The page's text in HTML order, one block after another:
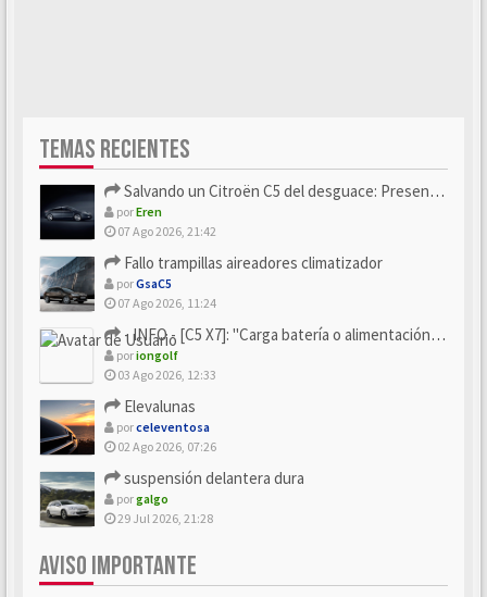
TEMAS RECIENTES
Salvando un Citroën C5 del desguace: Presentación y seguimiento
porEren
07 Ago 2026, 21:42
Fallo trampillas aireadores climatizador
porGsaC5
07 Ago 2026, 11:24
- INFO - [C5 X7]: "Carga batería o alimentación eléctri...
poriongolf
03 Ago 2026, 12:33
Elevalunas
porceleventosa
02 Ago 2026, 07:26
suspensión delantera dura
porgalgo
29 Jul 2026, 21:28
AVISO IMPORTANTE